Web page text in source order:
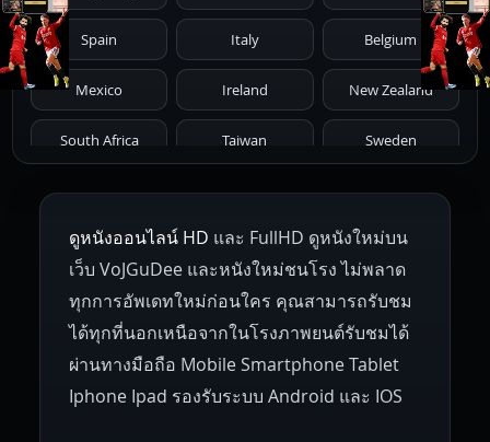
1971 1970 1969 1968 1967
1966 1965 1964 1963 1962
1959 1955
1945 1942 1941 1940 1939
1937 1930
Spain Italy Belgium
Mexico Ireland New Zealand
South Africa Taiwan Sweden
Netherlands Russia Poland
Hungary Denmark Bulgaria
Czech Republic Brazil Turkey
ดูหนังออนไลน์ HD และ FullHD ดูหนังใหม่บน
เว็บ VoJGuDee และหนังใหม่ชนโรง ไม่พลาด
ทุกการอัพเดทใหม่ก่อนใคร คุณสามารถรับชม
ได้ทุกที่นอกเหนือจากในโรงภาพยนต์รับชมได้
ผ่านทางมือถือ Mobile Smartphone Tablet
Iphone Ipad รองรับระบบ Android และ IOS